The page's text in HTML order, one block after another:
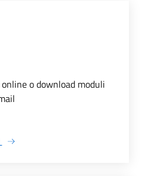
o download moduli
SU PRATICHE